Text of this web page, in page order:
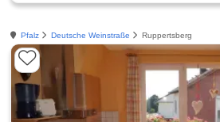
Pfalz Deutsche Weinstraße Ruppertsberg